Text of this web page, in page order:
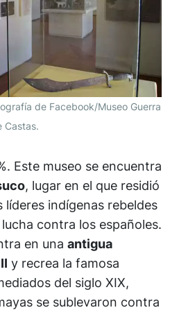
de Facebook/Museo Guerra
Castas.
Este museo se encuentra
, lugar en el que residió
líderes indígenas rebeldes
contra los españoles.
en una antigua
y recrea la famosa
del siglo XIX,
se sublevaron contra